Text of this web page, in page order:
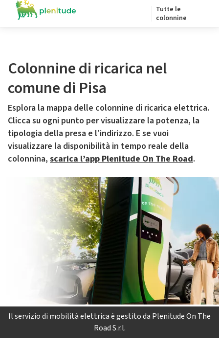
Tutte le
colonnine
Colonnine di ricarica nel
comune di Pisa
Esplora la mappa delle colonnine di ricarica elettrica.
Clicca su ogni punto per visualizzare la potenza, la
tipologia della presa e l’indirizzo. E se vuoi
visualizzare la disponibilità in tempo reale della
colonnina, scarica l’app Plenitude On The Road.
Il servizio di mobilità elettrica è gestito da Plenitude On The
Road S.r.l.